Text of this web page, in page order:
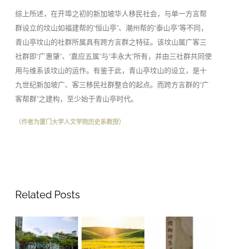
综上所述，在开埠之初的新加坡华人移民社会，与单一方言帮
群设立的坟山如福建帮的“恒山亭”、潮州帮的“泰山亭”等不同，
青山亭坟山的社群所属具有跨方言群之特征。该坟山属广客三
社群即“广惠肇”、“嘉应五属”与“丰永大”所有，并由三社群共同使
用与维系该坟山的运作。有鉴于此，青山亭坟山的设立，是十
九世纪新加坡广、客三移民社群整合的起点。而跨方言群的“广
客帮群”之建构，至少始于青山亭时代。
（作者为厦门大学人文学院历史系教授）
Related Posts